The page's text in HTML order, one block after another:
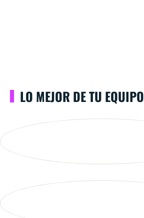
LO MEJOR DE TU EQUIPO